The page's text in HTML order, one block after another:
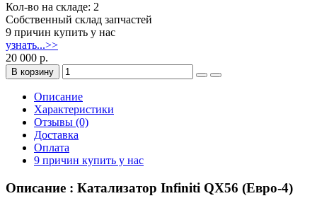
Кол-во на складе: 2
Собственный склад запчастей
9 причин купить у нас
узнать...>>
20 000 р.
В корзину
Описание
Характеристики
Отзывы (0)
Доставка
Оплата
9 причин купить у нас
Описание : Катализатор Infiniti QX56 (Евро-4)